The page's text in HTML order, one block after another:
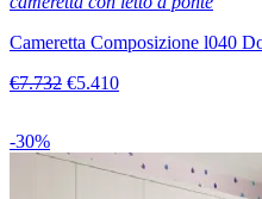
Cameretta Composizione l040
€7.732 €5.410
-30%